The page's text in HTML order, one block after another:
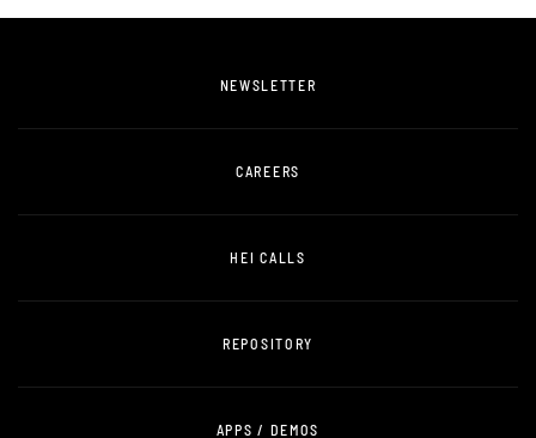
NEWSLETTER
CAREERS
HEI CALLS
REPOSITORY
APPS / DEMOS